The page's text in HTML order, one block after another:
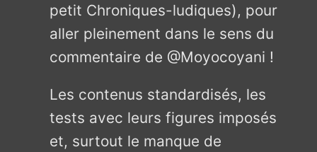
petit Chroniques-ludiques), pour
aller pleinement dans le sens du
commentaire de @Moyocoyani !
Les contenus standardisés, les
tests avec leurs figures imposés
et, surtout le manque de